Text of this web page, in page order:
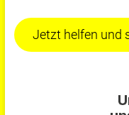
Jetzt helfen und